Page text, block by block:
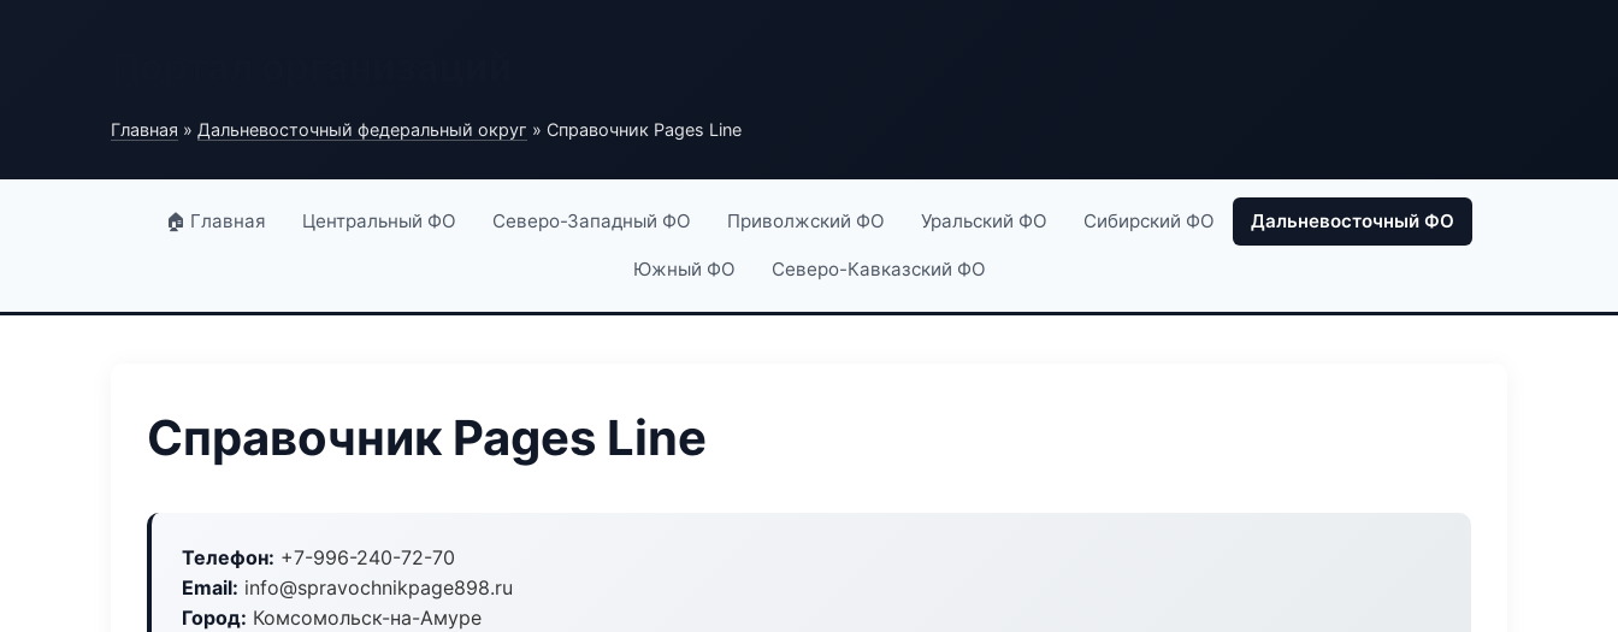
Главная » Дальневосточный федеральный округ » Справочник Pages Line
🏠 Главная Центральный ФО Северо-Западный ФО Приволжский ФО Уральский ФО Сибирский ФО Дальневосточный ФО
Южный ФО Северо-Кавказский ФО
Справочник Pages Line
Телефон: +7-996-240-72-70
Email: info@spravochnikpage898.ru
Город: Комсомольск-на-Амуре